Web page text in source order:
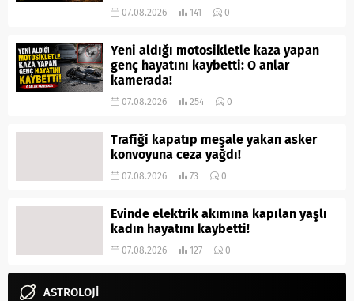
07.08.2026 141 0
Yeni aldığı motosikletle kaza yapan
genç hayatını kaybetti: O anlar
kamerada!
07.08.2026 254 0
Trafiği kapatıp meşale yakan asker
konvoyuna ceza yağdı!
07.08.2026 73 0
Evinde elektrik akımına kapılan yaşlı
kadın hayatını kaybetti!
07.08.2026 127 0
ASTROLOJİ